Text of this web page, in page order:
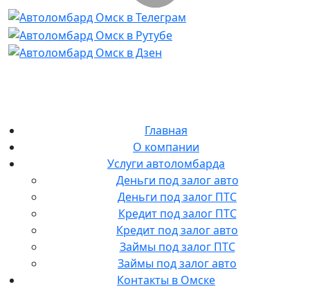
Главная
О компании
Услуги автоломбарда
Деньги под залог авто
Деньги под залог ПТС
Кредит под залог ПТС
Кредит под залог авто
Займы под залог ПТС
Займы под залог авто
Контакты в Омске